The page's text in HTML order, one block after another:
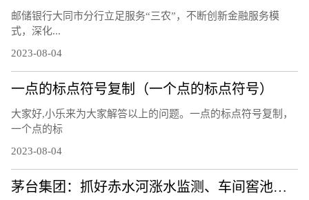
邮储银行大同市分行立足服务“三农”，不断创新金融服务模
式，深化...
2023-08-04
一点的标点符号复制（一个点的标点符号）
大家好,小乐来为大家解答以上的问题。一点的标点符号复制，
一个点的标
2023-08-04
茅台集团：抓好赤水河涨水监测、车间窖池防汛等工作